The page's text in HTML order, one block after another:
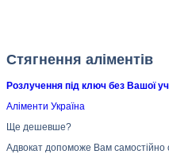
Стягнення аліментів
Розлучення під ключ без Вашої
Аліменти Україна
Ще дешевше?
Адвокат допоможе Вам